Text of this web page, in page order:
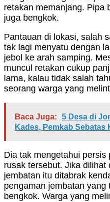
retakan memanjang. Pipa
juga bengkok.
Pantauan di lokasi, salah
tak lagi menyatu dengan
jebol ke arah samping.
muncul retakan cukup
lama, kalau tidak salah
seorang warga yang
Baca Juga:
5 Desa di
Kades, Pemkab Sebatas
Dia tak mengetahui
rusak tersebut. Jika
jembatan itu ditabrak
pengaman jembatan yang
bengkok. Warga yang